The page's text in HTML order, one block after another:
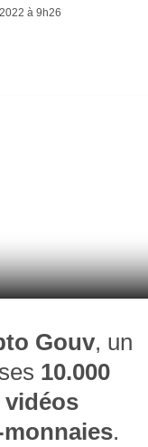
à 9h26
Gouv, un
10.000
vidéos
.